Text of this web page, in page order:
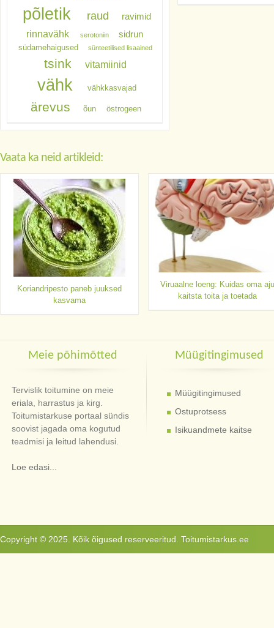
põletik raud ravimid
rinnavähk serotoniin sidrun
südamehaigused sünteetilised lisaained
tsink vitamiinid
vähk vähkkasvajad
ärevus õun östrogeen
Vaata ka neid artikleid:
Koriandripesto paneb juuksed
kasvama
Viruaalne loeng: Kuidas oma aju
kaitsta toita ja toetada
Meie põhimõtted
Tervislik toitumine on meie
eriala, harrastus ja kirg.
Toitumistarkuse portaal sündis
soovist jagada oma kogutud
teadmisi ja leitud lahendusi.
Loe edasi...
Müügitingimused
Müügitingimused
Ostuprotsess
Isikuandmete kaitse
Copyright © 2025. Kõik õigused reserveeritud. Toitumistarkus.ee